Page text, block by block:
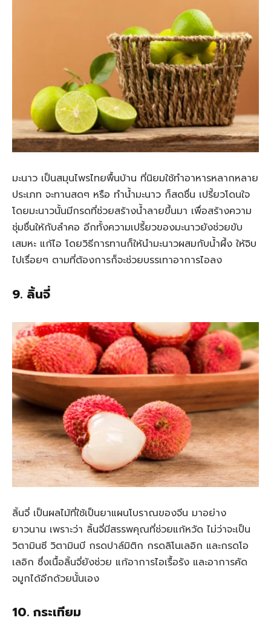
มะนาว เป็นสมุนไพรไทยพื้นบ้าน ที่นิยมใช้ทำอาหารหลากหลาย
ประเภท จะทานสดๆ หรือ ทำน้ำมะนาว ก็สดชื่น เปรี้ยวโดนใจ
โดยมะนาวนั้นมีกรดที่ช่วยสร้างน้ำลายขึ้นมา เพื่อสร้างความ
ชุ่มชื่นให้กับลำคอ อีกทั้งความเปรี้ยวของมะนาวยังช่วยขับ
เสมหะ แก้ไอ โดยวิธีการทานก็ให้นำมะนาวผสมกับน้ำผึ้ง ให้จิบ
ไปเรื่อยๆ ตามที่ต้องการก็จะช่วยบรรเทาอาการไอลง
9. ลิ้นจี่
ลิ้นจี่ เป็นผลไม้ที่ใช้เป็นยาแผนโบราณของจีน มาอย่าง
ยาวนาน เพราะว่า ลิ้นจี่มีสรรพคุณที่ช่วยแก้หวัด ไม่ว่าจะเป็น
วิตามินซี วิตามินบี กรดปาล์มิติก กรดลิโนเลอิก และกรดโอ
เลอิก ซึ่งเนื้อลิ้นจี่ยังช่วย แก้อาการไอเรื้อรัง และอาการคัด
จมูกได้อีกด้วยนั้นเอง
10. กระเทียม